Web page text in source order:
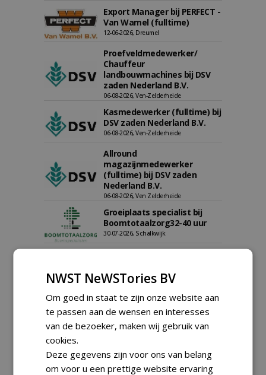
Export Manager bij PERFECT -
Van Wamel (fulltime)
12-06-2026, Dreumel
Proefveldmedewerker/
Chauffeur
landbouwmachines bij DSV
zaden Nederland B.V.
06-08-2026, Ven-Zelderheide
Kasmedewerker (fulltime) bij
DSV zaden Nederland B.V.
06-08-2026, Ven-Zelderheide
Allround
magazijnmedewerker
(fulltime) bij DSV zaden
Nederland B.V.
06-08-2026, Ven Zelderheide
Groeiplaats specialist bij
Boomtotaalzorg32-40 uur
30-07-2026, Schalkwijk
30-07-2026, Schalkwijk
Hoofdgreenkeeper (m/v)
Golfbaan KralingenOosthoek
groepRotterdam
30-07-2026
meer Groene Banen
NWST NeWSTories BV
Om goed in staat te zijn onze website aan
te passen aan de wensen en interesses
van de bezoeker, maken wij gebruik van
cookies.
Deze gegevens zijn voor ons van belang
om voor u een prettige website ervaring